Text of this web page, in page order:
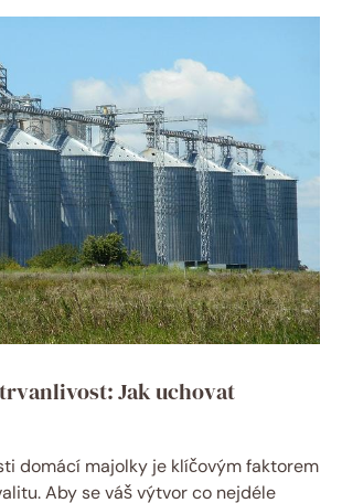
Jak uchovat
domácí majolky je klíčovým faktorem
Aby se váš výtvor co nejdéle